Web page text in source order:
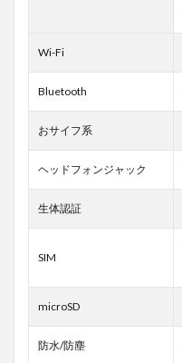
Wi-Fi
Bluetooth
おサイフ系
ヘッドフォンジャック
生体認証
SIM
microSD
防水/防塵